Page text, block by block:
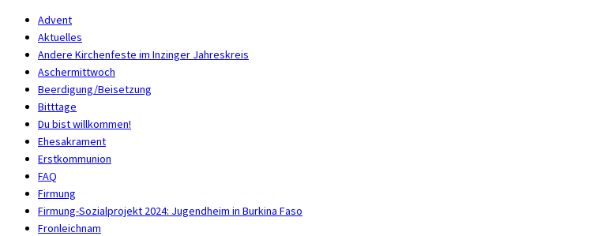
Advent
Aktuelles
Andere Kirchenfeste im Inzinger Jahreskreis
Aschermittwoch
Beerdigung/Beisetzung
Bitttage
Du bist willkommen!
Ehesakrament
Erstkommunion
FAQ
Firmung
Firmung-Sozialprojekt 2024: Jugendheim in Burkina Faso
Fronleichnam